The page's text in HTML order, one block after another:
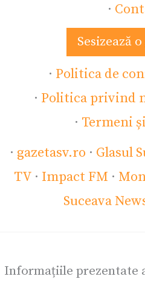
·
Sesizează
· Politica de
· Politica privind
· Termeni
· gazetasv.ro · Glasul
TV · Impact FM ·
Suceava
Informațiile prezentate